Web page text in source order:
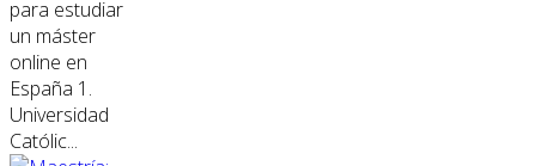
para estudiar
un máster
online en
España 1.
Universidad
Católic...